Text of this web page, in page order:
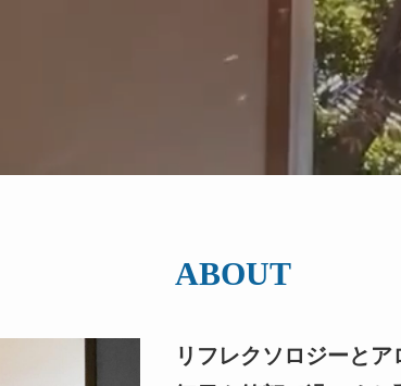
ABOUT
リフレクソロジーとア